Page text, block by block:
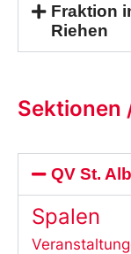
Fraktion
Riehen
Sektionen
QV St.
Spalen